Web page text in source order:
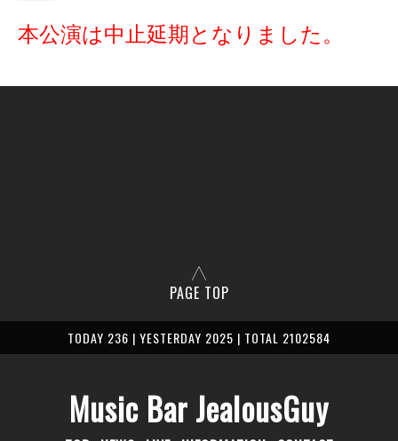
本公演は中止延期となりました。
PAGE TOP
TODAY 236 | YESTERDAY 2025 | TOTAL 2102584
Music Bar JealousGuy